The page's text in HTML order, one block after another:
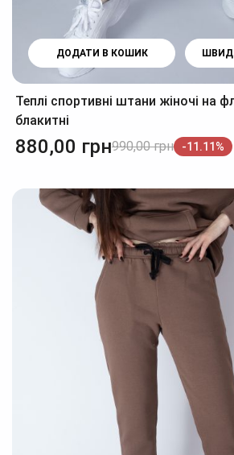
ДОДАТИ В КОШИК
Теплі спортивні штани жіночі на
блакитні
880,00 грн990,00 грн -11.11%